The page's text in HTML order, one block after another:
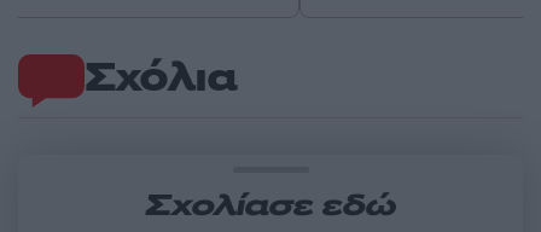
Σχόλια
Σχολίασε εδώ